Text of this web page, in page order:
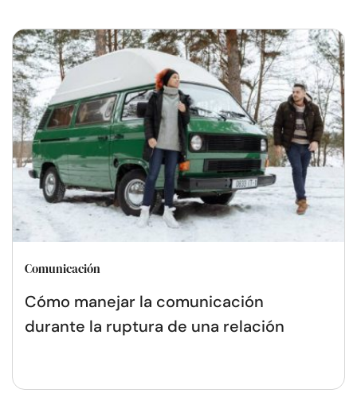
Comunicación
Cómo manejar la comunicación
durante la ruptura de una relación